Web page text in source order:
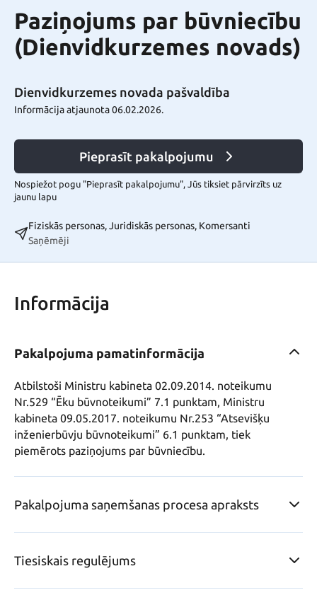
Paziņojums par būvniecību
(Dienvidkurzemes novads)
Dienvidkurzemes novada pašvaldība
Informācija atjaunota 06.02.2026.
Pieprasīt pakalpojumu
Nospiežot pogu "Pieprasīt pakalpojumu", Jūs tiksiet pārvirzīts uz
jaunu lapu
Fiziskās personas, Juridiskās personas, Komersanti
Saņēmēji
Informācija
Pakalpojuma pamatinformācija
Atbilstoši Ministru kabineta 02.09.2014. noteikumu
Nr.529 “Ēku būvnoteikumi” 7.1 punktam, Ministru
kabineta 09.05.2017. noteikumu Nr.253 “Atsevišķu
inženierbūvju būvnoteikumi” 6.1 punktam, tiek
piemērots paziņojums par būvniecību.
Pakalpojuma saņemšanas procesa apraksts
Tiesiskais regulējums